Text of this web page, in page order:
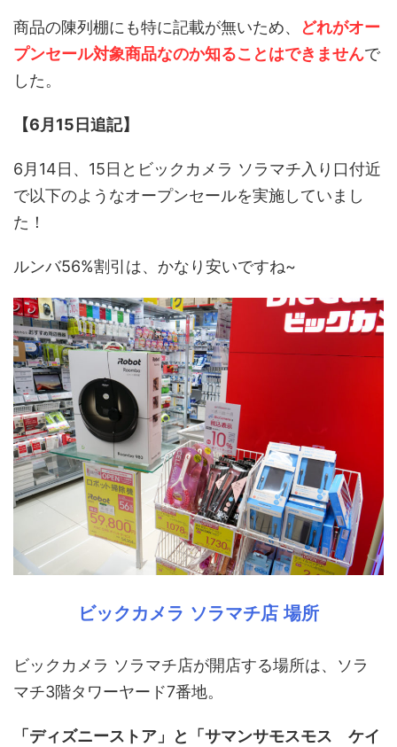
商品の陳列棚にも特に記載が無いため、
どれがオー
プンセール対象商品なのか知ることはできませんで
した。
【6月15日追記】
6月14日、15日とビックカメラ ソラマチ入り口付近
で以下のようなオープンセールを実施していまし
た！
ルンバ56%割引は、かなり安いですね~
ビックカメラ ソラマチ店 場所
ビックカメラ ソラマチ店が開店する場所は、ソラ
マチ3階タワーヤード7番地。
「ディズニーストア」と「サマンサモスモス ケイ